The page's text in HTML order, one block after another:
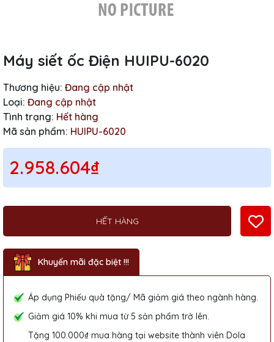
Máy siết ốc Điện HUIPU-6020
Thương hiệu: Đang cập nhật
Loại: Đang cập nhật
Tình trạng: Hết hàng
Mã sản phẩm: HUIPU-6020
2.958.604₫
HẾT HÀNG
Khuyến mãi đặc biệt !!!
Áp dụng Phiếu quà tặng/ Mã giảm giá theo ngành hàng.
Giảm giá 10% khi mua từ 5 sản phẩm trở lên.
Tặng 100.000₫ mua hàng tại website thành viên Dola